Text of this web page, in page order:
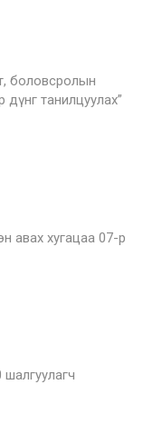
боловсролын
дүнг танилцуулах”
авах хугацаа 07-р